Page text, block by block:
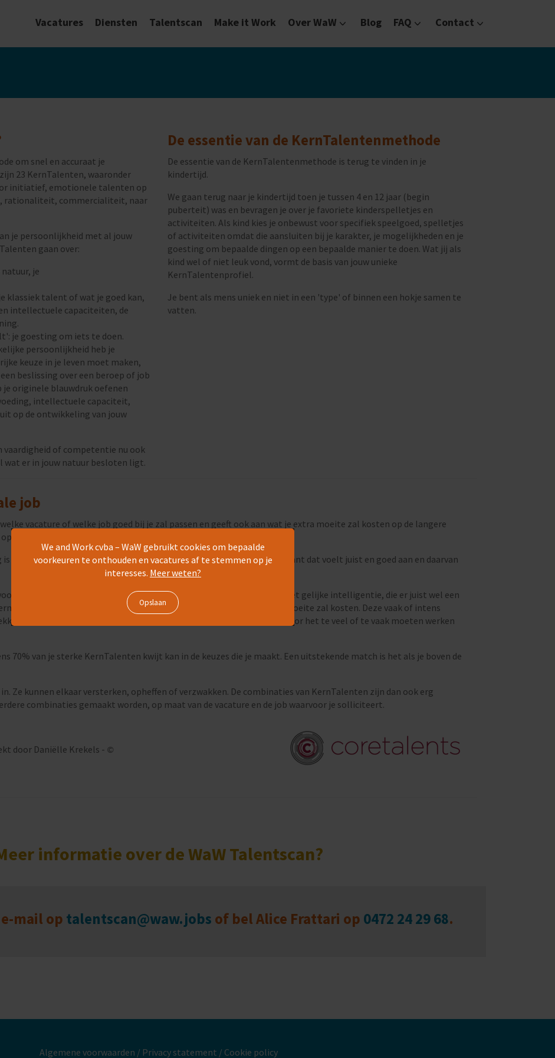
Vacatures Diensten Talentscan Make it Work Over WaW Blog FAQ Contact
om snel en accuraat je
23 KernTalenten, waaronder
initiatief, emotionele talenten op
rationaliteit, commercialiteit, naar
je persoonlijkheid met al jouw
gaan over:
je
klassiek talent of wat je goed kan,
intellectuele capaciteiten, de
je goesting om iets te doen.
persoonlijkheid heb je
keuze in je leven moet maken,
beslissing over een beroep of job
originele blauwdruk oefenen
intellectuele capaciteit,
op de ontwikkeling van jouw
vaardigheid of competentie nu ook
wat er in jouw natuur besloten ligt.
De essentie van de KernTalentenmethode
De essentie van de KernTalentenmethode is terug te vinden in je
kindertijd.
We gaan terug naar je kindertijd toen je tussen 4 en 12 jaar (begin
puberteit) was en bevragen je over je favoriete kinderspelletjes en
activiteiten. Als kind kies je onbewust voor specifiek speelgoed, spelletjes
of activiteiten omdat die aansluiten bij je karakter, je mogelijkheden en je
goesting om bepaalde dingen op een bepaalde manier te doen. Wat jij als
kind wel of niet leuk vond, vormt de basis van jouw unieke
KernTalentenprofiel.
Je bent als mens uniek en niet in een 'type' of binnen een hokje samen te
vatten.
job
vacature of welke job goed bij je zal passen en geeft ook aan wat je extra moeite zal kosten op de langere
basis van je sterktes of op basis van je zwaktes.
dat je jouw sterke KernTalenten zo vaak en zo sterk mogelijk inzet, want dat voelt juist en goed aan en daarvan
je meer energie en oefening nodig zal hebben dan iemand anders, met gelijke intelligentie, die er juist wel een
zeggen dus niet dat je iets niet kan, alleen dat het je meer moeite zal kosten. Deze vaak of intens
Mislukkingen en burn-outs zijn vaak of grotendeels te verklaren door het te veel of te vaak moeten werken
70% van je sterke KernTalenten kwijt kan in de keuzes die je maakt. Een uitstekende match is het als je boven de
Ze kunnen elkaar versterken, opheffen of verzwakken. De combinaties van KernTalenten zijn dan ook erg
combinaties gemaakt worden, op maat van de vacature en de job waarvoor je solliciteert.
door Daniëlle Krekels - ©
informatie over de WaW Talentscan?
mail op talentscan@waw.jobs of bel Alice Frattari op 0472 24 29 68.
Algemene voorwaarden / Privacy statement / Cookie policy
We and Work cvba – WaW gebruikt cookies om bepaalde
voorkeuren te onthouden en vacatures af te stemmen op je
interesses. Meer weten?